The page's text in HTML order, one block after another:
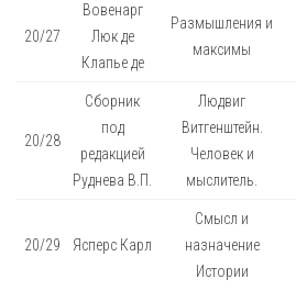
20/27
Вовенарг
Люк де
Клапье де
Размышления и
максимы
20/28
Сборник
под
редакцией
Руднева В.П.
Людвиг
Витгенштейн.
Человек и
мыслитель.
20/29 Ясперс Карл
Смысл и
назначение
Истории